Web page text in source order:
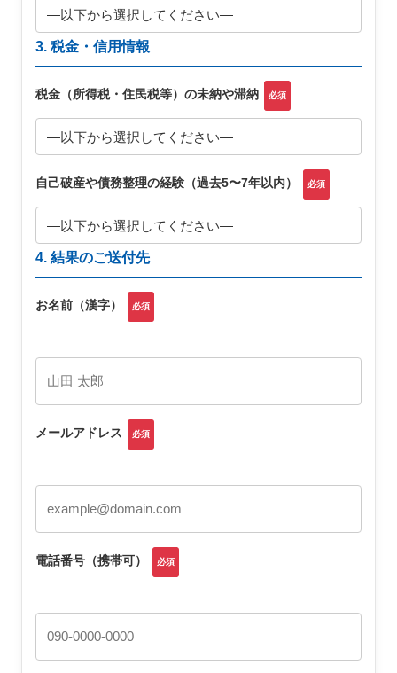
3. 税金・信用情報
税金（所得税・住民税等）の未納や滞納 必須
自己破産や債務整理の経験（過去5〜7年以内） 必須
4. 結果のご送付先
お名前（漢字） 必須
メールアドレス 必須
電話番号（携帯可） 必須